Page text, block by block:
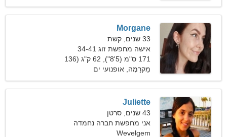
Morgane
33 שנים, קשת
אישה מחפשת זוג 34-41
171 ס"מ (5'8"), 62 ק"ג (136
פאונד)
מַקרָמֶה, אופנועי ים
Juliette
43 שנים, סרטן
אני מחפשת חברה נחמדה
לטיול משותף
Wevelgem